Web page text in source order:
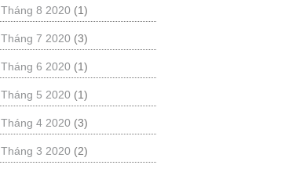
Tháng 8 2020 (1)
Tháng 7 2020 (3)
Tháng 6 2020 (1)
Tháng 5 2020 (1)
Tháng 4 2020 (3)
Tháng 3 2020 (2)